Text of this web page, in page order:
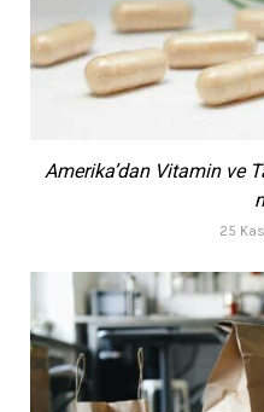
Amerika’dan Vitamin ve
25